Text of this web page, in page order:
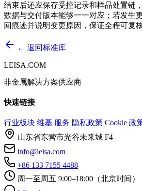
结束后还应保存受控记录和样品处置链
数据与交付版本能够一一对应；若发生
回痕迹并说明变更原因，保证全程可复
← 返回标准库
LEISA.COM
非金属解决方案供应商
快速链接
行业板块 维基 服务 隐私政策 Cookie 政
山东省东营市光谷未来城 F4
info@leisa.com
+86 133 7155 4488
周一至周五 9:00–18:00（北京时间）